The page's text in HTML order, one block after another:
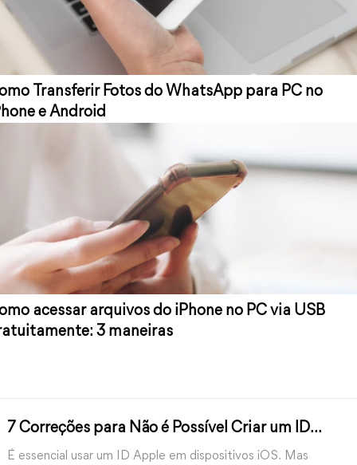
Transferir Fotos do WhatsApp para PC no
e Android
acessar arquivos do iPhone no PC via USB
3 maneiras
7 Correções para Não é Possível Criar um ID
Apple Neste Momento
É essencial usar um ID Apple em dispositivos iOS. Mas